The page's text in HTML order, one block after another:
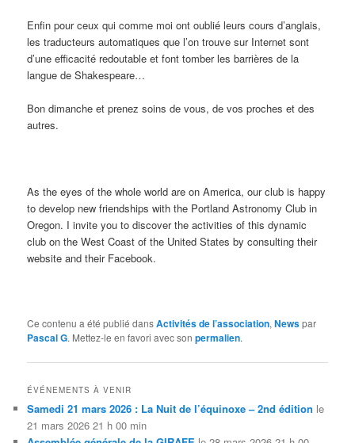
Enfin pour ceux qui comme moi ont oublié leurs cours d’anglais,
les traducteurs automatiques que l’on trouve sur Internet sont
d’une efficacité redoutable et font tomber les barrières de la
langue de Shakespeare…
Bon dimanche et prenez soins de vous, de vos proches et des
autres.
As the eyes of the whole world are on America, our club is happy
to develop new friendships with the Portland Astronomy Club in
Oregon. I invite you to discover the activities of this dynamic
club on the West Coast of the United States by consulting their
website and their Facebook.
Ce contenu a été publié dansActivités de l’association,Newspar
Pascal G. Mettez-le en favori avec sonpermalien.
ÉVÉNEMENTS À VENIR
Samedi 21 mars 2026 : La Nuit de l’équinoxe – 2nd édition le
21 mars 2026 21 h 00 min